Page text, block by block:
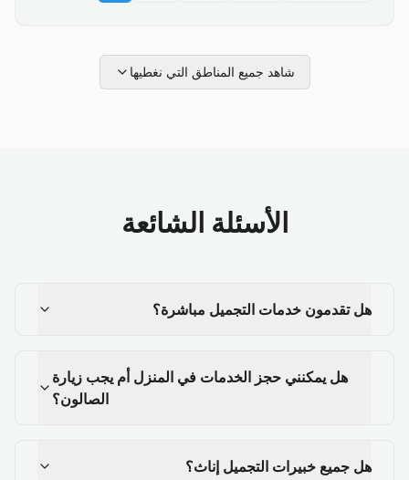
شاهد جميع المناطق التي نغطيها
الأسئلة الشائعة
هل تقدمون خدمات التجميل مباشرة؟
هل يمكنني حجز الخدمات في المنزل أم يجب زيارة
الصالون؟
هل جميع خبيرات التجميل إناث؟